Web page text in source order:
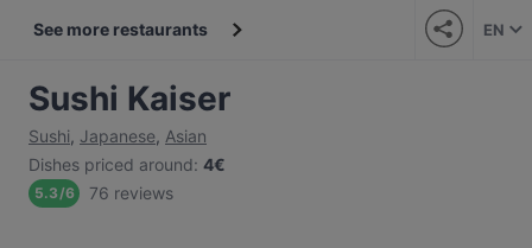
See more restaurants EN
Sushi Kaiser
Sushi, Japanese, Asian
Dishes priced around: 4€
5.3/6 76 reviews